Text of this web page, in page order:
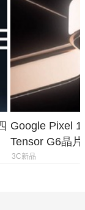
Google Pixel
Tensor G6晶
元
3C新品